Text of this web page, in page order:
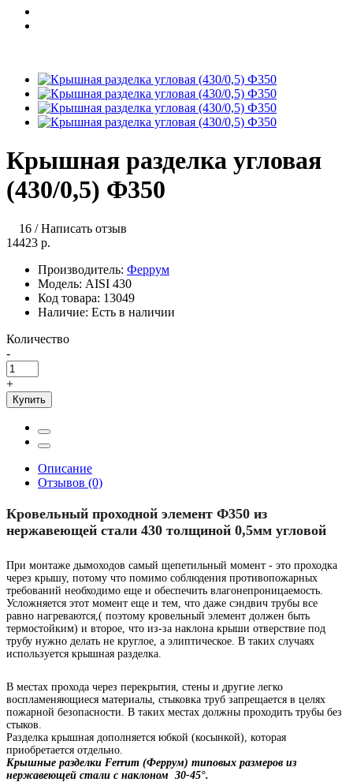
Крышная разделка угловая
(430/0,5) Ф350
16 /Написать отзыв
14423 р.
Производитель: Феррум
Модель: AISI 430
Код товара: 13049
Наличие: Есть в наличии
Количество
-
+
Купить
Описание
Отзывов (0)
Кровельный проходной элемент Ф350 из
нержавеющей стали 430 толщиной 0,5мм угловой
При монтаже дымоходов самый щепетильный момент - это проходка
через крышу, потому что помимо соблюдения противопожарных
требований необходимо еще и обеспечить влагонепроницаемость.
Усложняется этот момент еще и тем, что даже сэндвич трубы все
равно нагреваются,( поэтому кровельный элемент должен быть
термостойким) и второе, что из-за наклона крыши отверствие под
трубу нужно делать не круглое, а элиптическое. В таких случаях
используется крышная разделка.
В местах прохода через перекрытия, стены и другие легко
воспламеняющиеся материалы, стыковка труб запрещается в целях
пожарной безопасности. В таких местах должны проходить трубы без
стыков.
Разделка крышная дополняется юбкой (косынкой), которая
приобретается отдельно.
Крышные разделки Ferrum (Феррум) типовых размеров из
нержавеющей стали с наклоном 30-45°.